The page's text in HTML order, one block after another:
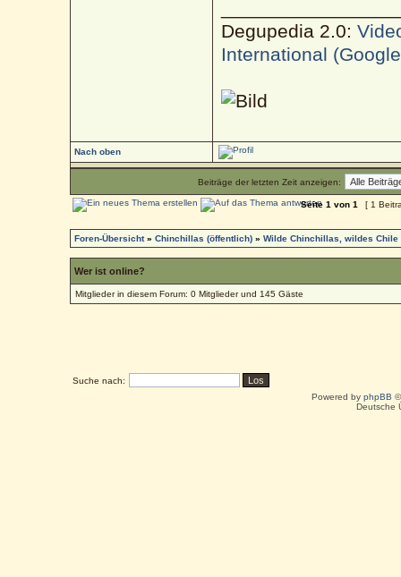
Degupedia 2.0:
International
Nach oben
Beiträge der letzten Zeit anzeigen:
Seite1 von1 [ 1
Foren-Übersicht»Chinchillas (öffentlich) »Wilde Chinchillas, wildes Chile
Wer ist online?
Mitglieder in diesem Forum: 0 Mitglieder und 145 Gäste
Suche nach:
Powered by phpBB
Deutsche